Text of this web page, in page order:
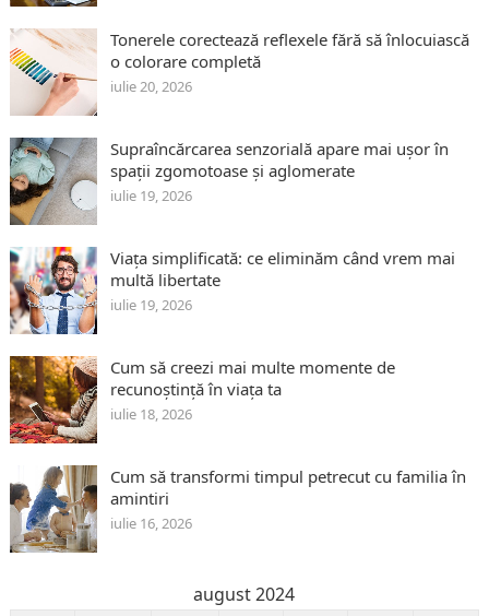
Tonerele corectează reflexele fără să înlocuiască
o colorare completă
iulie 20, 2026
Supraîncărcarea senzorială apare mai ușor în
spații zgomotoase și aglomerate
iulie 19, 2026
Viața simplificată: ce eliminăm când vrem mai
multă libertate
iulie 19, 2026
Cum să creezi mai multe momente de
recunoștință în viața ta
iulie 18, 2026
Cum să transformi timpul petrecut cu familia în
amintiri
iulie 16, 2026
august 2024